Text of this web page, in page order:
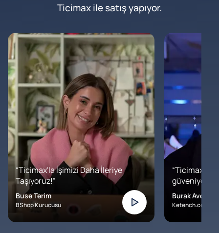
Ticimax ile satış yapıyor.
“Ticimax'la İşimizi Daha İleriye
Taşıyoruz!”
Buse Terim
BShop Kurucusu
“Ticimax'a
Burak Avcılar
Ketench.com –